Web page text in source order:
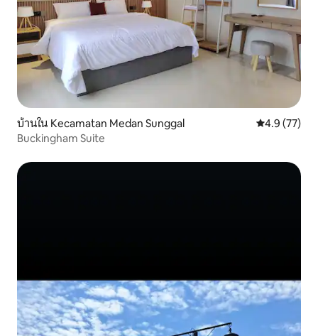
บ้านใน Kecamatan Medan Sunggal คะแนนเฉลี่ย
4.9 (77)
Buckingham Suite